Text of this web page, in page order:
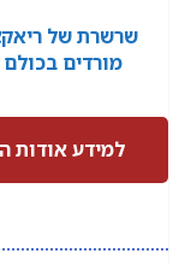
שרשרת של
מורדים בכולם
למידע אודות